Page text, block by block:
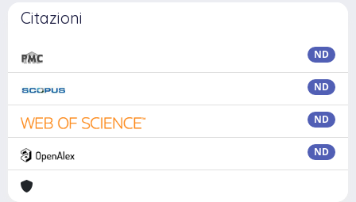
Citazioni
ND
ND
ND
ND